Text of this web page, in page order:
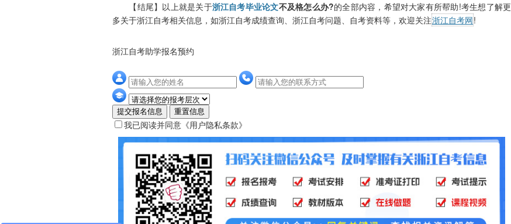
【结尾】以上就是关于浙江自考毕业论文不及格怎么办?的全部内容，希望对大家有所帮助!考生想了解更
多关于浙江自考相关信息，如浙江自考成绩查询、浙江自考问题、自考资料等，欢迎关注浙江自考网!
浙江自考助学报名预约
提交报名信息 重置信息
我已阅读并同意 《用户隐私条款》